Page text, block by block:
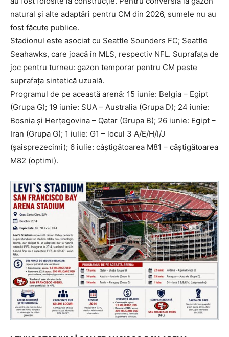
natural și alte adaptări pentru CM din 2026, sumele nu au
fost făcute publice.
Stadionul este asociat cu Seattle Sounders FC; Seattle
Seahawks, care joacă în MLS, respectiv NFL. Suprafața de
joc pentru turneu: gazon temporar pentru CM peste
suprafața sintetică uzuală.
Programul de pe această arenă: 15 iunie: Belgia – Egipt
(Grupa G); 19 iunie: SUA – Australia (Grupa D); 24 iunie:
Bosnia și Herțegovina – Qatar (Grupa B); 26 iunie: Egipt –
Iran (Grupa G); 1 iulie: G1 – locul 3 A/E/H/I/J
(șaisprezecimi); 6 iulie: câștigătoarea M81 – câștigătoarea
M82 (optimi).